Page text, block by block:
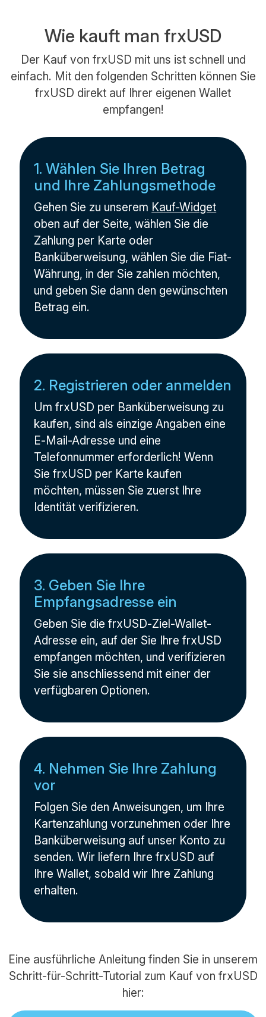
Wie kauft man frxUSD
Der Kauf von frxUSD mit uns ist schnell und
einfach. Mit den folgenden Schritten können Sie
frxUSD direkt auf Ihrer eigenen Wallet
empfangen!
1. Wählen Sie Ihren Betrag
und Ihre Zahlungsmethode
Gehen Sie zu unserem Kauf-Widget
oben auf der Seite, wählen Sie die
Zahlung per Karte oder
Banküberweisung, wählen Sie die Fiat-
Währung, in der Sie zahlen möchten,
und geben Sie dann den gewünschten
Betrag ein.
2. Registrieren oder anmelden
Um frxUSD per Banküberweisung zu
kaufen, sind als einzige Angaben eine
E-Mail-Adresse und eine
Telefonnummer erforderlich! Wenn
Sie frxUSD per Karte kaufen
möchten, müssen Sie zuerst Ihre
Identität verifizieren.
3. Geben Sie Ihre
Empfangsadresse ein
Geben Sie die frxUSD-Ziel-Wallet-
Adresse ein, auf der Sie Ihre frxUSD
empfangen möchten, und verifizieren
Sie sie anschliessend mit einer der
verfügbaren Optionen.
4. Nehmen Sie Ihre Zahlung
vor
Folgen Sie den Anweisungen, um Ihre
Kartenzahlung vorzunehmen oder Ihre
Banküberweisung auf unser Konto zu
senden. Wir liefern Ihre frxUSD auf
Ihre Wallet, sobald wir Ihre Zahlung
erhalten.
Eine ausführliche Anleitung finden Sie in unserem
Schritt-für-Schritt-Tutorial zum Kauf von frxUSD
hier: